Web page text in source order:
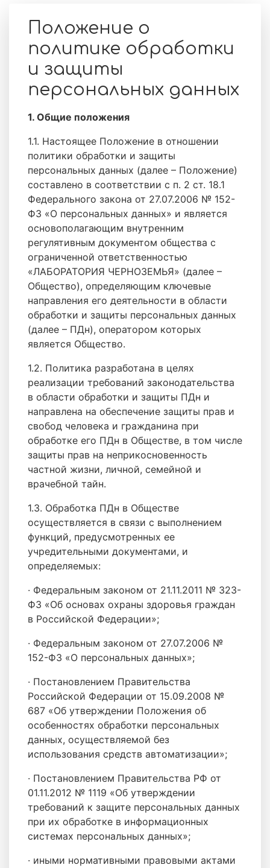
Положение о
политике обработки
и защиты
персональных данных
1. Общие положения
1.1. Настоящее Положение в отношении
политики обработки и защиты
персональных данных (далее – Положение)
составлено в соответствии с п. 2 ст. 18.1
Федерального закона от 27.07.2006 № 152-
ФЗ «О персональных данных» и является
основополагающим внутренним
регулятивным документом общества с
ограниченной ответственностью
«ЛАБОРАТОРИЯ ЧЕРНОЗЕМЬЯ» (далее –
Общество), определяющим ключевые
направления его деятельности в области
обработки и защиты персональных данных
(далее – ПДн), оператором которых
является Общество.
1.2. Политика разработана в целях
реализации требований законодательства
в области обработки и защиты ПДн и
направлена на обеспечение защиты прав и
свобод человека и гражданина при
обработке его ПДн в Обществе, в том числе
защиты прав на неприкосновенность
частной жизни, личной, семейной и
врачебной тайн.
1.3. Обработка ПДн в Обществе
осуществляется в связи с выполнением
функций, предусмотренных ее
учредительными документами, и
определяемых:
· Федеральным законом от 21.11.2011 № 323-
ФЗ «Об основах охраны здоровья граждан
в Российской Федерации»;
· Федеральным законом от 27.07.2006 №
152-ФЗ «О персональных данных»;
· Постановлением Правительства
Российской Федерации от 15.09.2008 №
687 «Об утверждении Положения об
особенностях обработки персональных
данных, осуществляемой без
использования средств автоматизации»;
· Постановлением Правительства РФ от
01.11.2012 № 1119 «Об утверждении
требований к защите персональных данных
при их обработке в информационных
системах персональных данных»;
· иными нормативными правовыми актами